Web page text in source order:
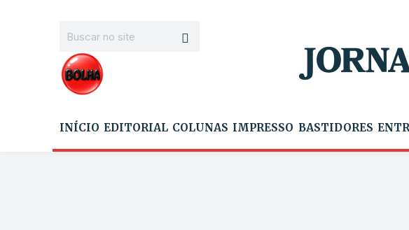
INÍCIO EDITORIAL COLUNAS IMPRESSO BASTIDORES